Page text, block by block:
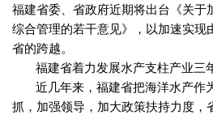
福建省委、省政府近期将出台《关于
综合管理的若干意见》，以加速实现
省的跨越。
福建省着力发展水产支柱产业三
近几年来，福建省把海洋水产作
抓，加强领导，加大政策扶持力度，